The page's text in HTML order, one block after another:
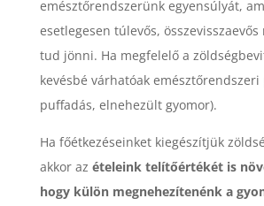
emésztőrendszerünk egyensúlyát,
esetlegesen túlevős,
tud jönni. Ha megfelelő a
kevésbé várhatóak emésztőrendszeri
puffadás, elnehezült gyomor).
Ha főétkezéseinket kiegészítjük
akkor az ételeink telítőértékét is
hogy külön megnehezítenénk a